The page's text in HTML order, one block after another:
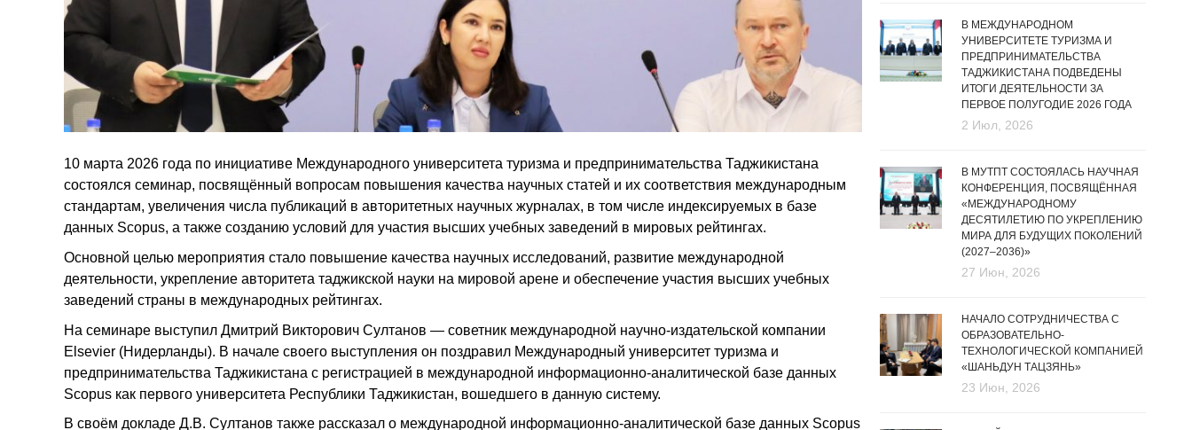
10 марта 2026 года по инициативе Международного университета туризма и предпринимательства Таджикистана
состоялся семинар, посвящённый вопросам повышения качества научных статей и их соответствия международным
стандартам, увеличения числа публикаций в авторитетных научных журналах, в том числе индексируемых в базе
данных Scopus, а также созданию условий для участия высших учебных заведений в мировых рейтингах.
Основной целью мероприятия стало повышение качества научных исследований, развитие международной
деятельности, укрепление авторитета таджикской науки на мировой арене и обеспечение участия высших учебных
заведений страны в международных рейтингах.
На семинаре выступил Дмитрий Викторович Султанов — советник международной научно-издательской компании
Elsevier (Нидерланды). В начале своего выступления он поздравил Международный университет туризма и
предпринимательства Таджикистана с регистрацией в международной информационно-аналитической базе данных
Scopus как первого университета Республики Таджикистан, вошедшего в данную систему.
В своём докладе Д.В. Султанов также рассказал о международной информационно-аналитической базе данных Scopus
В МЕЖДУНАРОДНОМ
УНИВЕРСИТЕТЕ ТУРИЗМА И
ПРЕДПРИНИМАТЕЛЬСТВА
ТАДЖИКИСТАНА ПОДВЕДЕНЫ
ИТОГИ ДЕЯТЕЛЬНОСТИ ЗА
ПЕРВОЕ ПОЛУГОДИЕ 2026 ГОДА
2 Июл, 2026
В МУТПТ СОСТОЯЛАСЬ НАУЧНАЯ
КОНФЕРЕНЦИЯ, ПОСВЯЩЁННАЯ
«МЕЖДУНАРОДНОМУ
ДЕСЯТИЛЕТИЮ ПО УКРЕПЛЕНИЮ
МИРА ДЛЯ БУДУЩИХ ПОКОЛЕНИЙ
(2027–2036)»
27 Июн, 2026
НАЧАЛО СОТРУДНИЧЕСТВА С
ОБРАЗОВАТЕЛЬНО-
ТЕХНОЛОГИЧЕСКОЙ КОМПАНИЕЙ
«ШАНЬДУН ТАЦЗЯНЬ»
23 Июн, 2026